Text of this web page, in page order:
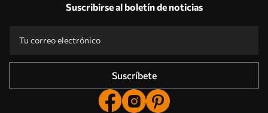
Suscribirse al boletín de noticias
Suscríbete